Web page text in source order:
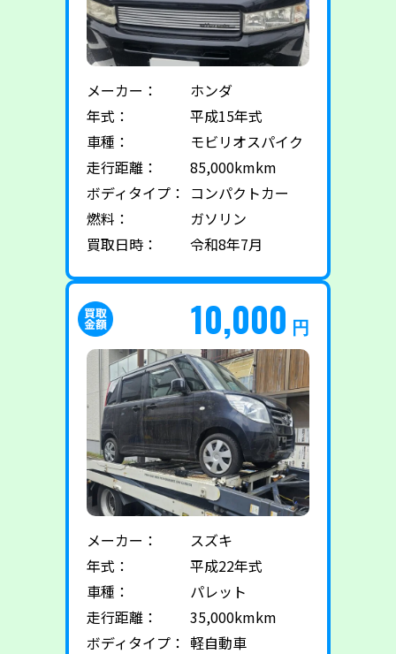
メーカー：
ホンダ
年式：
平成15年式
車種：
モビリオスパイク
走行距離：
85,000kmkm
ボディタイプ： コンパクトカー
燃料：
ガソリン
買取日時：
令和8年7月
10,000 円
メーカー：
スズキ
年式：
平成22年式
車種：
パレット
走行距離：
35,000kmkm
ボディタイプ： 軽自動車